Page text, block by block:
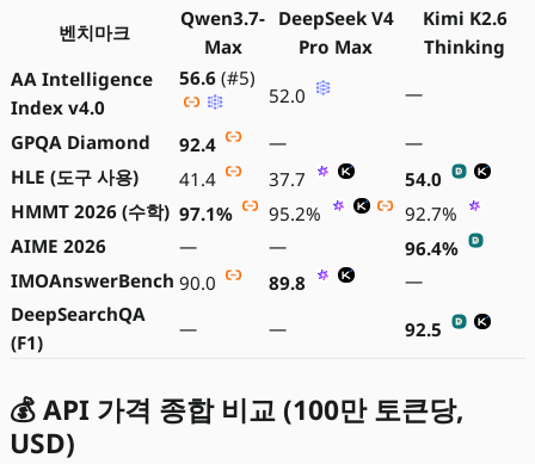
벤치마크
Qwen3.7-
Max
DeepSeek V4
Pro Max
Kimi K2.6
Thinking
AA Intelligence
Index v4.0
56.6 (#5)
52.0 —
GPQA Diamond 92.4 —
—
HLE (도구 사용)
41.4 37.7
54.0
HMMT 2026 (수학) 97.1% 95.2%
92.7%
AIME 2026
— —
96.4%
IMOAnswerBench 90.0 89.8
—
DeepSearchQA
(F1)
— — 92.5
💰 API 가격 종합 비교 (100만 토큰당,
USD)